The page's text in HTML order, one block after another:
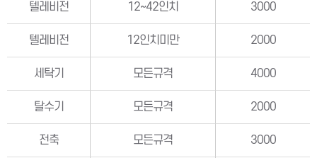
텔레비전 12~42인치 3000
텔레비전 12인치미만 2000
세탁기 모든규격 4000
탈수기 모든규격 2000
전축 모든규격 3000